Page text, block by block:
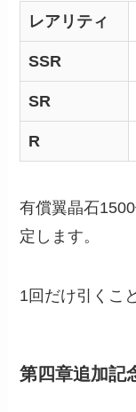
レアリティ
SSR
SR
R
有償翼晶石
定します。
1回だけ引くこ
第四章追加記